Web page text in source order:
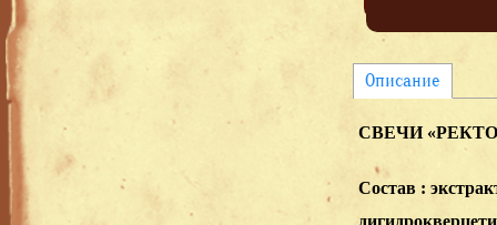
Описание
СВЕЧИ
Состав :